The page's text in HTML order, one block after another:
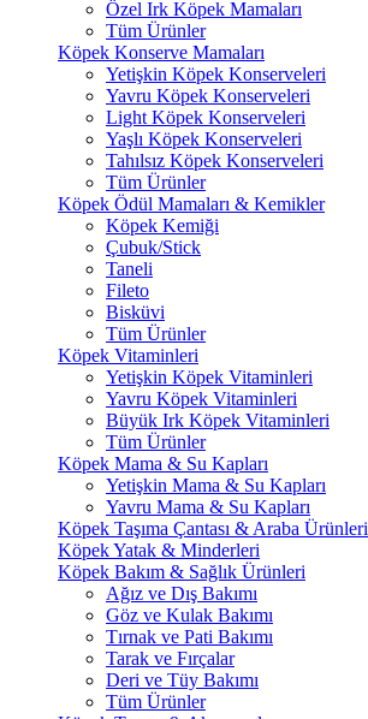
Özel Irk Köpek Mamaları
Tüm Ürünler
Köpek Konserve Mamaları
Yetişkin Köpek Konserveleri
Yavru Köpek Konserveleri
Light Köpek Konserveleri
Yaşlı Köpek Konserveleri
Tahılsız Köpek Konserveleri
Tüm Ürünler
Köpek Ödül Mamaları & Kemikler
Köpek Kemiği
Çubuk/Stick
Taneli
Fileto
Bisküvi
Tüm Ürünler
Köpek Vitaminleri
Yetişkin Köpek Vitaminleri
Yavru Köpek Vitaminleri
Büyük Irk Köpek Vitaminleri
Tüm Ürünler
Köpek Mama & Su Kapları
Yetişkin Mama & Su Kapları
Yavru Mama & Su Kapları
Köpek Taşıma Çantası & Araba Ürünleri
Köpek Yatak & Minderleri
Köpek Bakım & Sağlık Ürünleri
Ağız ve Dış Bakımı
Göz ve Kulak Bakımı
Tırnak ve Pati Bakımı
Tarak ve Fırçalar
Deri ve Tüy Bakımı
Tüm Ürünler